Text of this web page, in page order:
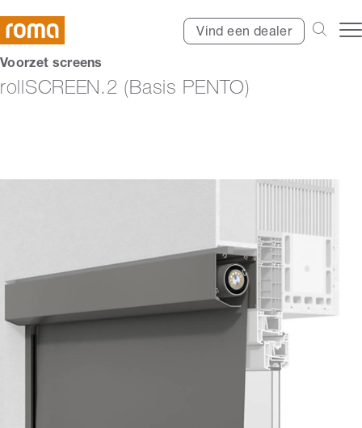
Vind een dealer
Voorzet screens
rollSCREEN.2 (Basis PENTO)